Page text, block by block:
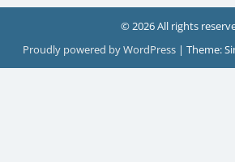
© 2026 All rights
Proudly powered by WordPress | Theme: